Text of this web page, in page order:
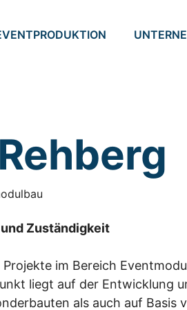
Zuständigkeit
im Bereich
liegt auf der Entwicklung
als auch auf Basis